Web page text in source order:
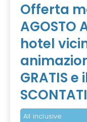
Offerta
AGOSTO
hotel
GRATIS e
All inclusive